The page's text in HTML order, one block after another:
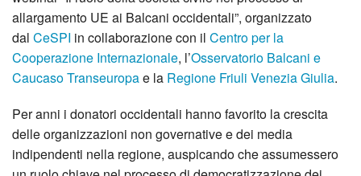
allargamento UE ai Balcani occidentali”, organizzato
dal CeSPI in collaborazione con il Centro per la
Cooperazione Internazionale, l’Osservatorio Balcani e
Caucaso Transeuropae la Regione Friuli Venezia Giulia.
Per anni i donatori occidentali hanno favorito la crescita
delle organizzazioni non governative e dei media
indipendenti nella regione, auspicando che assumessero